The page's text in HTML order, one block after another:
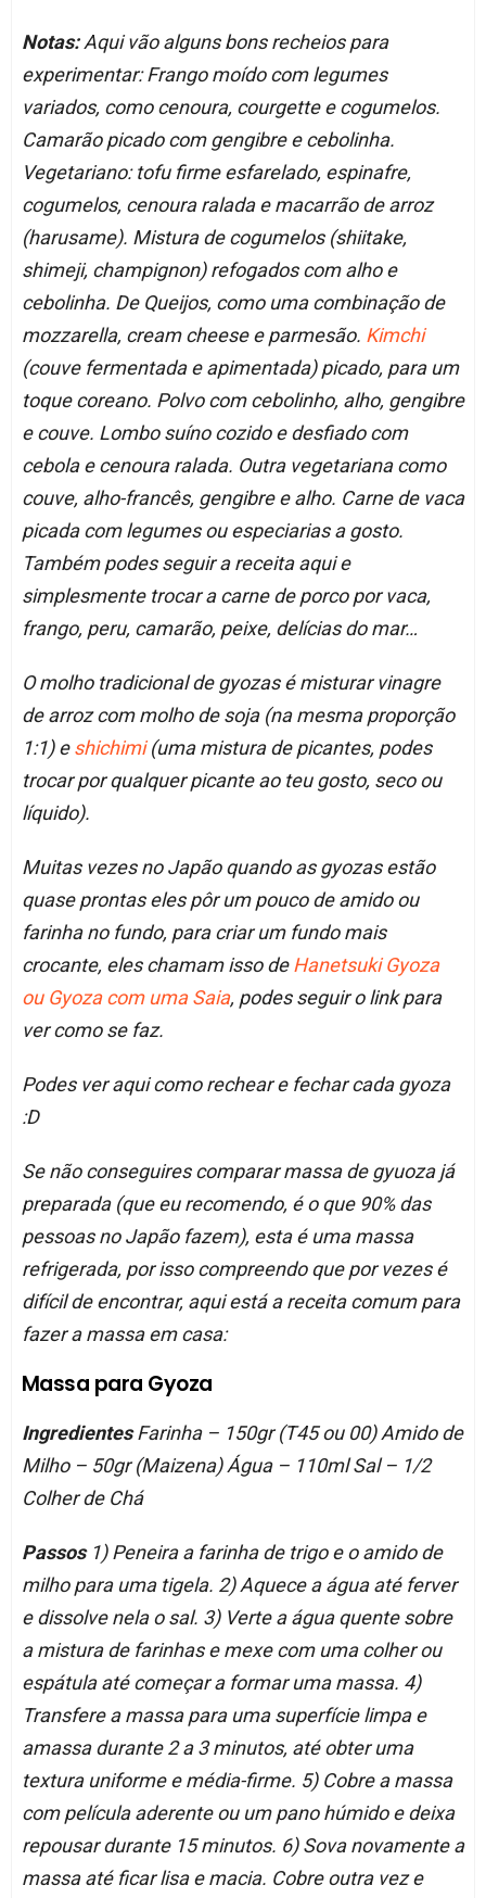
Notas:Aqui vão alguns bons recheios para
experimentar: Frango moído com legumes
variados, como cenoura, courgette e cogumelos.
Camarão picado com gengibre e cebolinha.
Vegetariano: tofu firme esfarelado, espinafre,
cogumelos, cenoura ralada e macarrão de arroz
(harusame). Mistura de cogumelos (shiitake,
shimeji, champignon) refogados com alho e
cebolinha. De Queijos, como uma combinação de
mozzarella, cream cheese e parmesão. Kimchi
(couve fermentada e apimentada) picado, para um
toque coreano. Polvo com cebolinho, alho, gengibre
e couve. Lombo suíno cozido e desfiado com
cebola e cenoura ralada. Outra vegetariana como
couve, alho-francês, gengibre e alho. Carne de vaca
picada com legumes ou especiarias a gosto.
Também podes seguir a receita aqui e
simplesmente trocar a carne de porco por vaca,
frango, peru, camarão, peixe, delícias do mar…
O molho tradicional de gyozas é misturar vinagre
de arroz com molho de soja (na mesma proporção
1:1) eshichimi(uma mistura de picantes, podes
trocar por qualquer picante ao teu gosto, seco ou
líquido).
Muitas vezes no Japão quando as gyozas estão
quase prontas eles pôr um pouco de amido ou
farinha no fundo, para criar um fundo mais
crocante, eles chamam isso deHanetsuki Gyoza
ou Gyoza com uma Saia, podes seguir o link para
ver como se faz.
Podes ver aqui como rechear e fechar cada gyoza
:D
Se não conseguires comparar massa de gyuoza já
preparada (que eu recomendo, é o que 90% das
pessoas no Japão fazem), esta é uma massa
refrigerada, por isso compreendo que por vezes é
difícil de encontrar, aqui está a receita comum para
fazer a massa em casa:
Massa para Gyoza
IngredientesFarinha – 150gr (T45 ou 00) Amido de
Milho – 50gr (Maizena) Água – 110ml Sal – 1/2
Colher de Chá
Passos1) Peneira a farinha de trigo e o amido de
milho para uma tigela. 2) Aquece a água até ferver
e dissolve nela o sal. 3) Verte a água quente sobre
a mistura de farinhas e mexe com uma colher ou
espátula até começar a formar uma massa. 4)
Transfere a massa para uma superfície limpa e
amassa durante 2 a 3 minutos, até obter uma
textura uniforme e média-firme. 5) Cobre a massa
com película aderente ou um pano húmido e deixa
repousar durante 15 minutos. 6) Sova novamente a
massa até ficar lisa e macia. Cobre outra vez e